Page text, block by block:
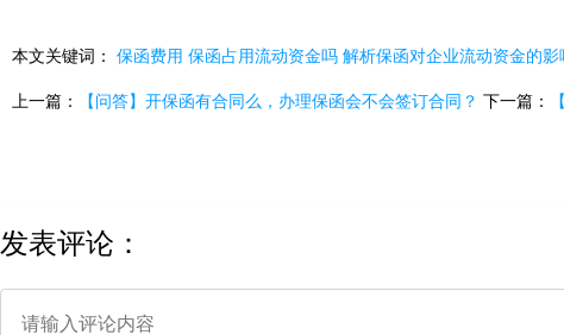
本文关键词： 保函费用 保函占用流动资金吗 解析保函对企业流动资金的影
上一篇： 【问答】开保函有合同么，办理保函会不会签订合同？ 下一篇：
发表评论：